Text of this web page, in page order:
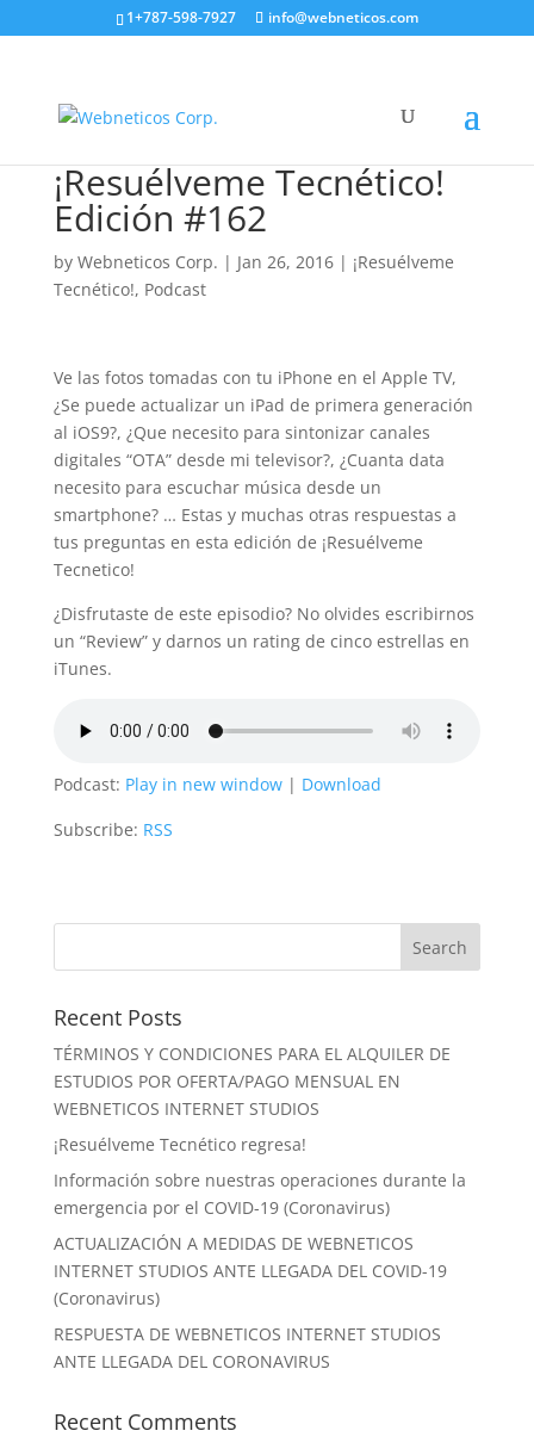
1+787-598-7927 info@webneticos.com
¡Resuélveme Tecnético!
Edición #162
by Webneticos Corp. | Jan 26, 2016| ¡Resuélveme
Tecnético!, Podcast
Ve las fotos tomadas con tu iPhone en el Apple TV,
¿Se puede actualizar un iPad de primera generación
al iOS9?, ¿Que necesito para sintonizar canales
digitales “OTA” desde mi televisor?, ¿Cuanta data
necesito para escuchar música desde un
smartphone? … Estas y muchas otras respuestas a
tus preguntas en esta edición de ¡Resuélveme
Tecnetico!
¿Disfrutaste de este episodio? No olvides escribirnos
un “Review” y darnos un rating de cinco estrellas en
iTunes.
Podcast: Play in new window| Download
Subscribe: RSS
Recent Posts
TÉRMINOS Y CONDICIONES PARA EL ALQUILER DE
ESTUDIOS POR OFERTA/PAGO MENSUAL EN
WEBNETICOS INTERNET STUDIOS
¡Resuélveme Tecnético regresa!
Información sobre nuestras operaciones durante la
emergencia por el COVID-19 (Coronavirus)
ACTUALIZACIÓN A MEDIDAS DE WEBNETICOS
INTERNET STUDIOS ANTE LLEGADA DEL COVID-19
(Coronavirus)
RESPUESTA DE WEBNETICOS INTERNET STUDIOS
ANTE LLEGADA DEL CORONAVIRUS
Recent Comments